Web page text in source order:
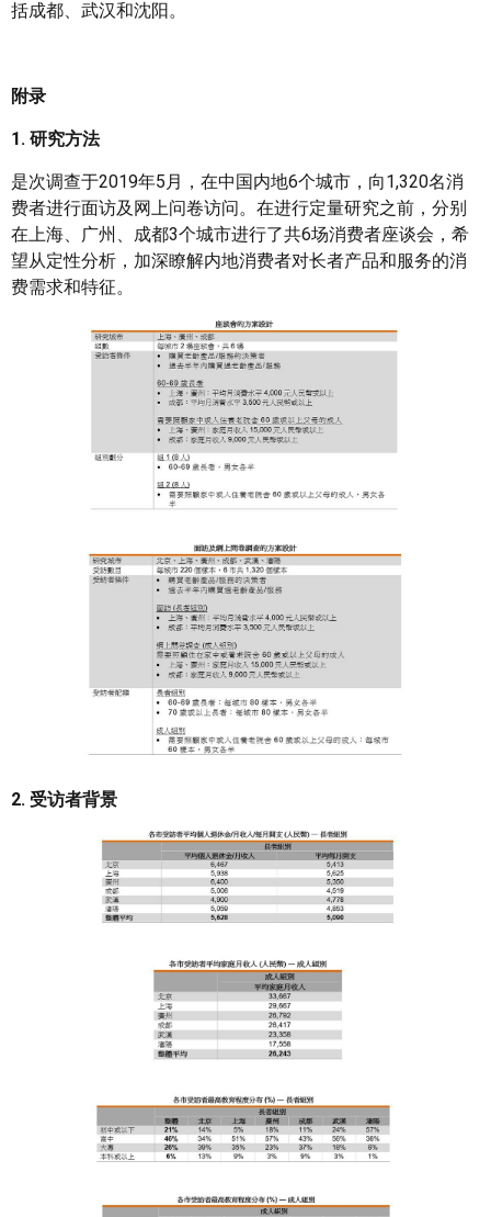
括成都、武汉和沈阳。
附录
1. 研究方法
是次调查于2019年5月，在中国内地6个城市，向1,320名消
费者进行面访及网上问卷访问。在进行定量研究之前，分别
在上海、广州、成都3个城市进行了共6场消费者座谈会，希
望从定性分析，加深瞭解内地消费者对长者产品和服务的消
费需求和特征。
2. 受访者背景